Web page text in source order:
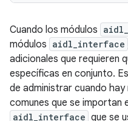
Cuando los módulos
módulos aidl_interface
adicionales que requieren
específicas en conjunto.
de administrar cuando hay
comunes que se importan
aidl_interface que se